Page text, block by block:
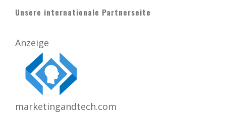
Unsere internationale Partnerseite
Anzeige
marketingandtech.com